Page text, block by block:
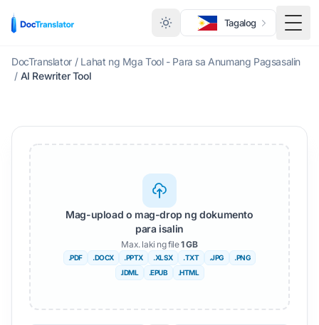
Tagalog
I-
DocTranslator / Lahat ng Mga Tool - Para sa Anumang Pagsasalin
/ AI Rewriter Tool
Mag-upload o mag-drop ng dokumento
para isalin
Max. laki ng file1 GB
.PDF .DOCX .PPTX .XLSX .TXT .JPG
.PNG
.IDML
.EPUB .HTML